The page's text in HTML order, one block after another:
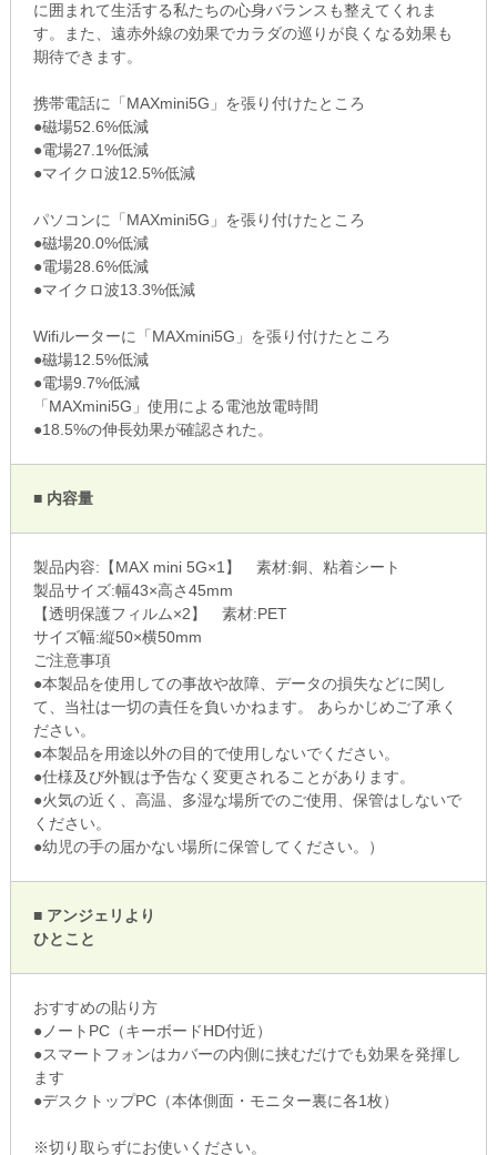
に囲まれて生活する私たちの心身バランスも整えてくれま
す。また、遠赤外線の効果でカラダの巡りが良くなる効果も
期待できます。
携帯電話に「MAXmini5G」を張り付けたところ
●磁場52.6%低減
●電場27.1%低減
●マイクロ波12.5%低減
パソコンに「MAXmini5G」を張り付けたところ
●磁場20.0%低減
●電場28.6%低減
●マイクロ波13.3%低減
Wifiルーターに「MAXmini5G」を張り付けたところ
●磁場12.5%低減
●電場9.7%低減
「MAXmini5G」使用による電池放電時間
●18.5%の伸長効果が確認された。
■ 内容量
製品内容:【MAX mini 5G×1】 素材:銅、粘着シート
製品サイズ:幅43×高さ45mm
【透明保護フィルム×2】 素材:PET
サイズ幅:縦50×横50mm
ご注意事項
●本製品を使用しての事故や故障、データの損失などに関し
て、当社は一切の責任を負いかねます。 あらかじめご了承く
ださい。
●本製品を用途以外の目的で使用しないでください。
●仕様及び外観は予告なく変更されることがあります。
●火気の近く、高温、多湿な場所でのご使用、保管はしないで
ください。
●幼児の手の届かない場所に保管してください。）
■ アンジェリより
ひとこと
おすすめの貼り方
●ノートPC（キーボードHD付近）
●スマートフォンはカバーの内側に挟むだけでも効果を発揮し
ます
●デスクトップPC（本体側面・モニター裏に各1枚）
※切り取らずにお使いください。